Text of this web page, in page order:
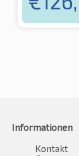
Informationen
Kontakt